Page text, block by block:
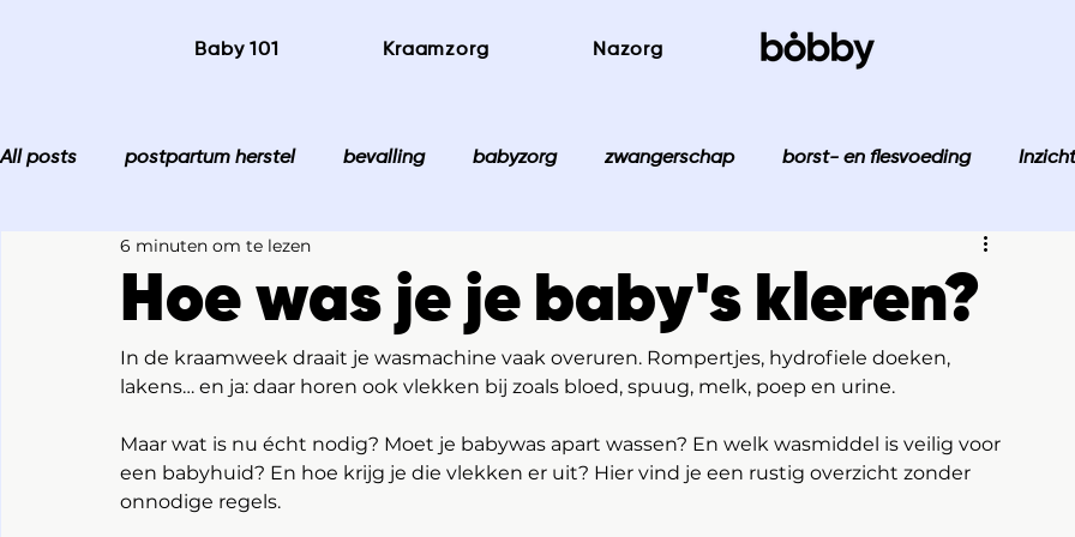
Baby 101 Kraamzorg Nazorg
All posts postpartum herstel bevalling babyzorg zwangerschap borst- en flesvoeding Inzicht
Hoe was je je baby's kleren?
6 minuten om te lezen
In de kraamweek draait je wasmachine vaak overuren. Rompertjes, hydrofiele doeken,
lakens… en ja: daar horen ook vlekken bij zoals bloed, spuug, melk, poep en urine.
Maar wat is nu écht nodig? Moet je babywas apart wassen? En welk wasmiddel is veilig voor
een babyhuid? En hoe krijg je die vlekken er uit? Hier vind je een rustig overzicht zonder
onnodige regels.